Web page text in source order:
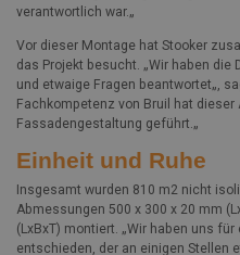
verantwortlich war.„
Vor dieser Montage hat Stooker
das Projekt besucht. „Wir haben die
und etwaige Fragen beantwortet„,
Fachkompetenz von Bruil hat
Fassadengestaltung geführt.„
Einheit und Ruhe
Insgesamt wurden 810 m2 nicht
Abmessungen 500 x 300 x 20 mm
(LxBxT) montiert. „Wir haben uns
entschieden, der an einigen Stellen